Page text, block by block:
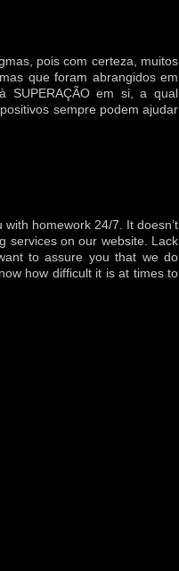
pois com certeza, muitos
que foram abrangidos em
SUPERAÇÃO em si, a qual
sempre podem ajudar
homework 24/7. It doesn’t
services on our website. Lack
to assure you that we do
how difficult it is at times to